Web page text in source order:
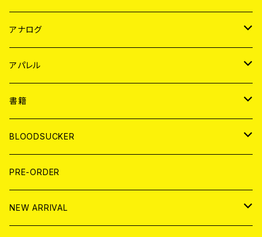
JAPAN
WORLD
アナログ
JAPAN
７EP
LP
WORLD
7EP
LP
アパレル
JAPAN
T-shirt
HOOD
WORLD
T-shirt
HOOD
書籍
MAGAZINE
BOLLOCKS
EL ZINE
写真集 (PHOTOBOOK)
BLOODSUCKER
CD
アナログ
PRE-ORDER
NEW ARRIVAL